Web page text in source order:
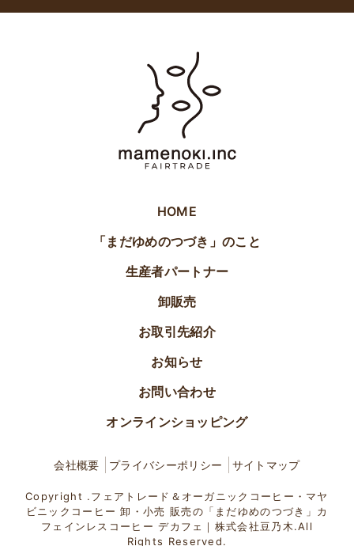
HOME
「まだゆめのつづき」のこと
生産者パートナー
卸販売
お取引先紹介
お知らせ
お問い合わせ
オンラインショッピング
会社概要 プライバシーポリシー サイトマップ
Copyright .フェアトレード＆オーガニックコーヒー・マヤ
ビニックコーヒー 卸・小売 販売の「まだゆめのつづき」カ
フェインレスコーヒー デカフェ｜株式会社豆乃木.All
Rights Reserved.